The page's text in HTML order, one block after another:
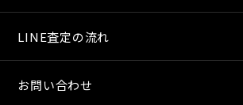
LINE査定の流れ
お問い合わせ